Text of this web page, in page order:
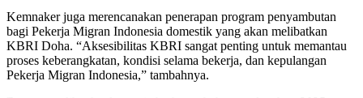
Kemnaker juga merencanakan penerapan program penyambutan
bagi Pekerja Migran Indonesia domestik yang akan melibatkan
KBRI Doha. “Aksesibilitas KBRI sangat penting untuk memantau
proses keberangkatan, kondisi selama bekerja, dan kepulangan
Pekerja Migran Indonesia,” tambahnya.